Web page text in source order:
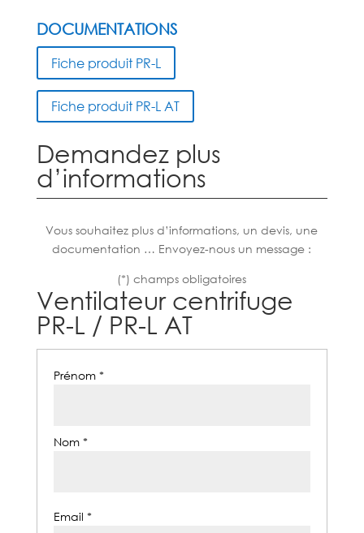
DOCUMENTATIONS
Fiche produit PR-L
Fiche produit PR-L AT
Demandez plus
d’informations
Vous souhaitez plus d’informations, un devis, une
documentation … Envoyez-nous un message :
(*) champs obligatoires
Ventilateur centrifuge
PR-L / PR-L AT
Prénom *
Nom *
Email *